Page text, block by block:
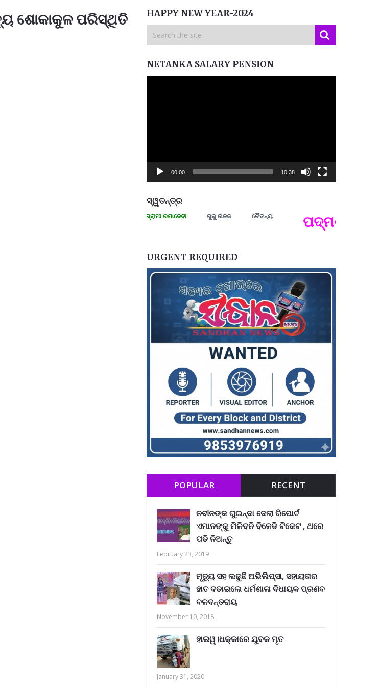
ଶୋକାକୁଳ ପରିସ୍ଥିତି
HAPPY NEW YEAR-2024
NETANKA SALARY PENSION
00:00 10:38
ସ୍ୱତନ୍ତ୍ର
ମନେ ପଡନ୍ତି: ସ୍ୱାଧୀନତା ସଂଗ୍ରାମୀ ରମାଦେବୀ ଗୁରୁ ନାନକ ଚୈତନ୍ୟ ପଦ୍ମଶ୍ରୀ
URGENT REQUIRED
POPULAR RECENT
ନବୀନଙ୍କ ଗୁଇନ୍ଦା ଦେଲା ରିପୋର୍ଟ
ଏମାନଙ୍କୁ ମିଳିବନି ବିଜେଡି ଟିକେଟ , ଥରେ
ପଢି ନିଅନ୍ତୁ
February 23, 2019
ମୃତ୍ୟୁ ସହ ଲଢୁଛି ଅଭିଲିପ୍ସା, ସହାୟତାର
ହାତ ବଢାଇଲେ ଧର୍ମଶାଳା ବିଧାୟକ ପ୍ରଣବ
ବଳବନ୍ତରାୟ
November 10, 2018
ହାଇୱ।ଧକ୍କାରେ ଯୁବକ ମୃତ
January 31, 2020